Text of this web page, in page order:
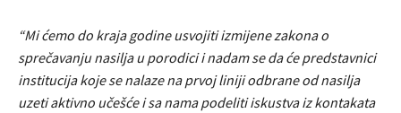
“Mi ćemo do kraja godine usvojiti izmijene zakona o
sprečavanju nasilja u porodici i nadam se da će predstavnici
institucija koje se nalaze na prvoj liniji odbrane od nasilja
uzeti aktivno učešće i sa nama podeliti iskustva iz kontakata